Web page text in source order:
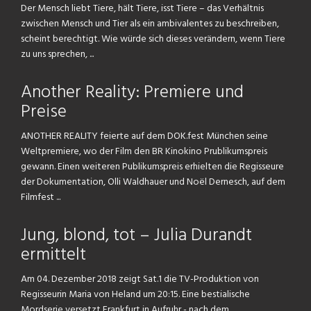
Der Mensch liebt Tiere, hält Tiere, isst Tiere – das Verhältnis
zwischen Mensch und Tier als ein ambivalentes zu beschreiben,
scheint berechtigt. Wie würde sich dieses verändern, wenn Tiere
zu uns sprechen, ...
Another Reality: Premiere und
Preise
ANOTHER REALITY feierte auf dem DOK.fest München seine
Weltpremiere, wo der Film den BR Kinokino Prublikumspreis
gewann. Einen weiteren Publikumspreis erhielten die Regisseure
der Dokumentation, Olli Waldhauer und Noël Dernesch, auf dem
Filmfest ...
Jung, blond, tot – Julia Durandt
ermittelt
Am 04. Dezember 2018 zeigt Sat.1 die TV-Produktion von
Regisseurin Maria von Heland um 20:15. Eine bestialische